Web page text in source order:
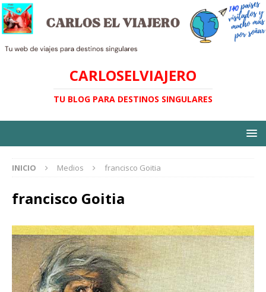
CARLOSELVIAJERO
TU BLOG PARA DESTINOS SINGULARES
INICIO Medios francisco Goitia
francisco Goitia